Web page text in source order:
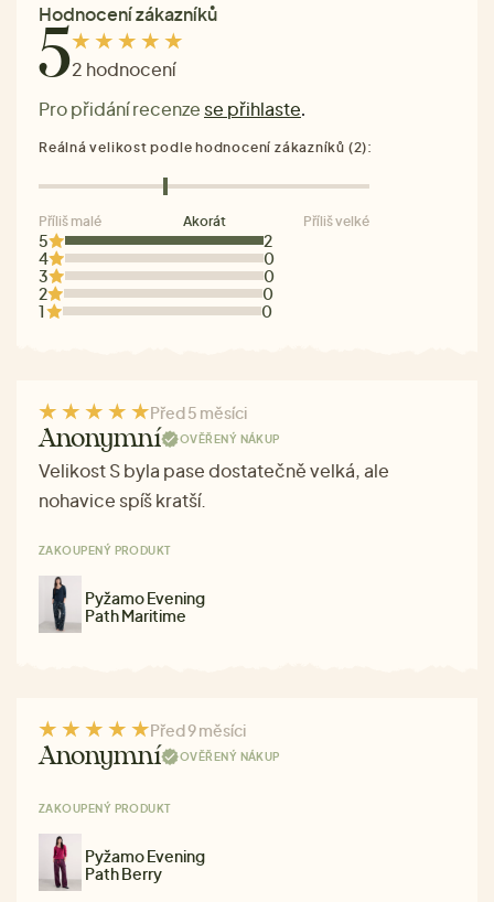
Hodnocení zákazníků
52 hodnocení
Pro přidání recenze se přihlaste.
5
2
4
0
3
0
2
0
1
0
Reálná velikost podle hodnocení zákazníků (2):
Příliš malé Akorát Příliš velké
Před 5 měsíci
Anonymní OVĚŘENÝ NÁKUP
Velikost S byla pase dostatečně velká, ale
nohavice spíš kratší.
ZAKOUPENÝ PRODUKT
Pyžamo Evening
Path Maritime
Před 9 měsíci
Anonymní OVĚŘENÝ NÁKUP
ZAKOUPENÝ PRODUKT
Pyžamo Evening
Path Berry